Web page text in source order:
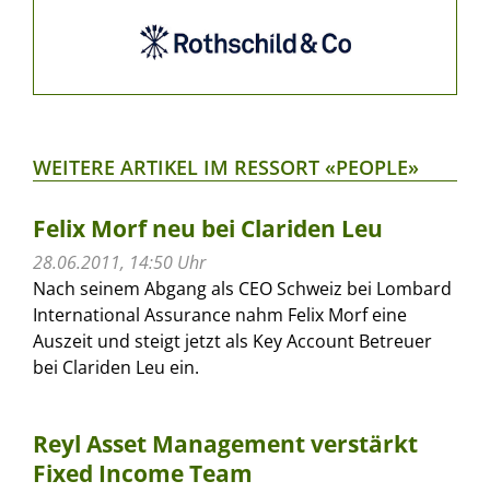
WEITERE ARTIKEL IM RESSORT «PEOPLE»
Felix Morf neu bei Clariden Leu
28.06.2011, 14:50 Uhr
Nach seinem Abgang als CEO Schweiz bei Lombard
International Assurance nahm Felix Morf eine
Auszeit und steigt jetzt als Key Account Betreuer
bei Clariden Leu ein.
Reyl Asset Management verstärkt
Fixed Income Team